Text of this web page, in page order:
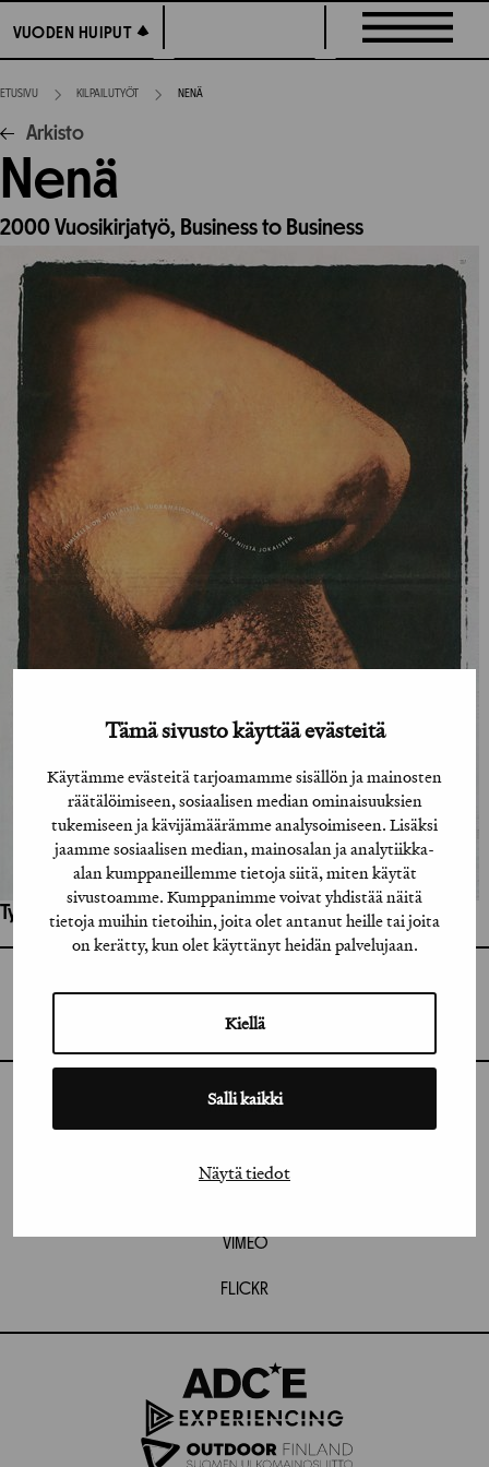
Tämä sivusto käyttää evästeitä
Käytämme evästeitä tarjoamamme sisällön ja mainosten
räätälöimiseen, sosiaalisen median ominaisuuksien
tukemiseen ja kävijämäärämme analysoimiseen. Lisäksi
jaamme sosiaalisen median, mainosalan ja analytiikka-
alan kumppaneillemme tietoja siitä, miten käytät
sivustoamme. Kumppanimme voivat yhdistää näitä
tietoja muihin tietoihin, joita olet antanut heille tai joita
on kerätty, kun olet käyttänyt heidän palvelujaan.
Kiellä
Salli kaikki
Näytä tiedot
Siirry
suoraan
sisältöön
VUODEN HUIPUT
VUODEN HUIPUT
ETUSIVU KILPAILUTYÖT NENÄ
Arkisto
Nenä
2000Vuosikirjatyö, Business to Business
Työhön osallistuneet henkilöt / tahot:
GRAFIA(AT)GRAFIA.FI
INSTAGRAM
VIMEO
FLICKR